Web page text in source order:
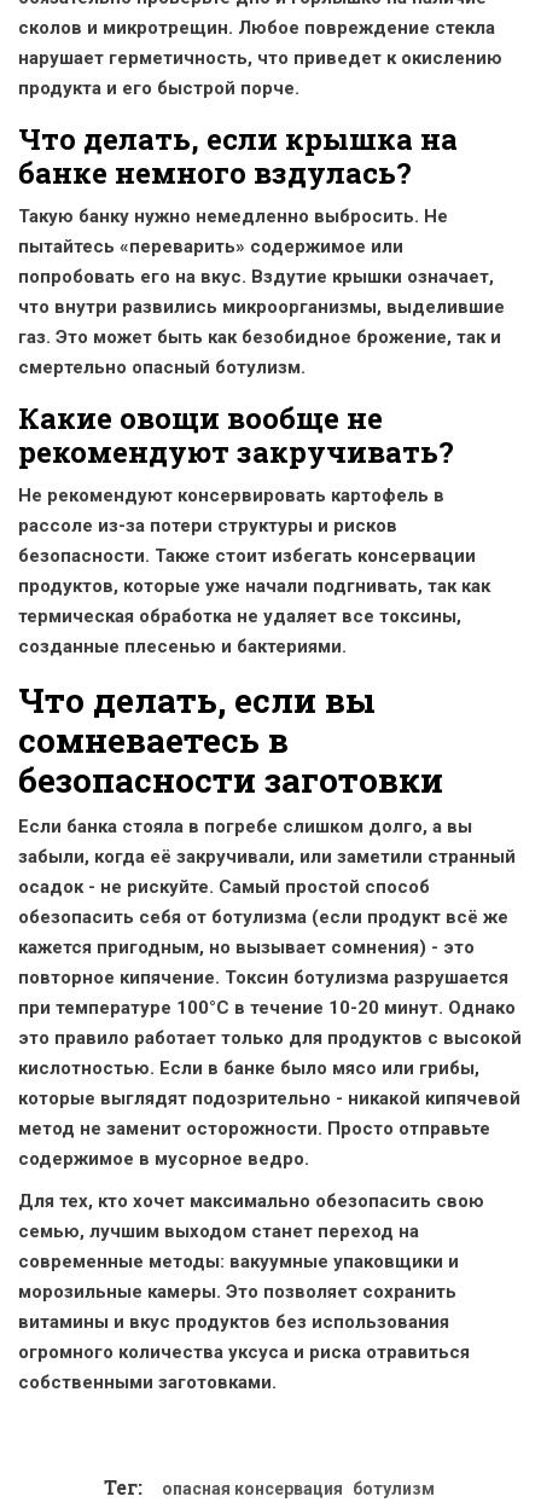
сколов и микротрещин. Любое повреждение стекла
нарушает герметичность, что приведет к окислению
продукта и его быстрой порче.
Что делать, если крышка на
банке немного вздулась?
Такую банку нужно немедленно выбросить. Не
пытайтесь «переварить» содержимое или
попробовать его на вкус. Вздутие крышки означает,
что внутри развились микроорганизмы, выделившие
газ. Это может быть как безобидное брожение, так и
смертельно опасный ботулизм.
Какие овощи вообще не
рекомендуют закручивать?
Не рекомендуют консервировать картофель в
рассоле из-за потери структуры и рисков
безопасности. Также стоит избегать консервации
продуктов, которые уже начали подгнивать, так как
термическая обработка не удаляет все токсины,
созданные плесенью и бактериями.
Что делать, если вы
сомневаетесь в
безопасности заготовки
Если банка стояла в погребе слишком долго, а вы
забыли, когда её закручивали, или заметили странный
осадок - не рискуйте. Самый простой способ
обезопасить себя от ботулизма (если продукт всё же
кажется пригодным, но вызывает сомнения) - это
повторное кипячение. Токсин ботулизма разрушается
при температуре 100°C в течение 10-20 минут. Однако
это правило работает только для продуктов с высокой
кислотностью. Если в банке было мясо или грибы,
которые выглядят подозрительно - никакой кипячевой
метод не заменит осторожности. Просто отправьте
содержимое в мусорное ведро.
Для тех, кто хочет максимально обезопасить свою
семью, лучшим выходом станет переход на
современные методы: вакуумные упаковщики и
морозильные камеры. Это позволяет сохранить
витамины и вкус продуктов без использования
огромного количества уксуса и риска отравиться
собственными заготовками.
Тег: опасная консервация
ботулизм